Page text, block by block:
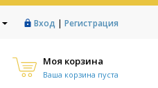
Вход | Регистрация
Моя корзина
Ваша корзина пуста